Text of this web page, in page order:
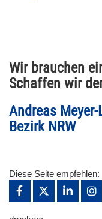
Wir brauchen
Schaffen wir
Andreas Meyer-
Bezirk NRW
Diese Seite empfehlen: